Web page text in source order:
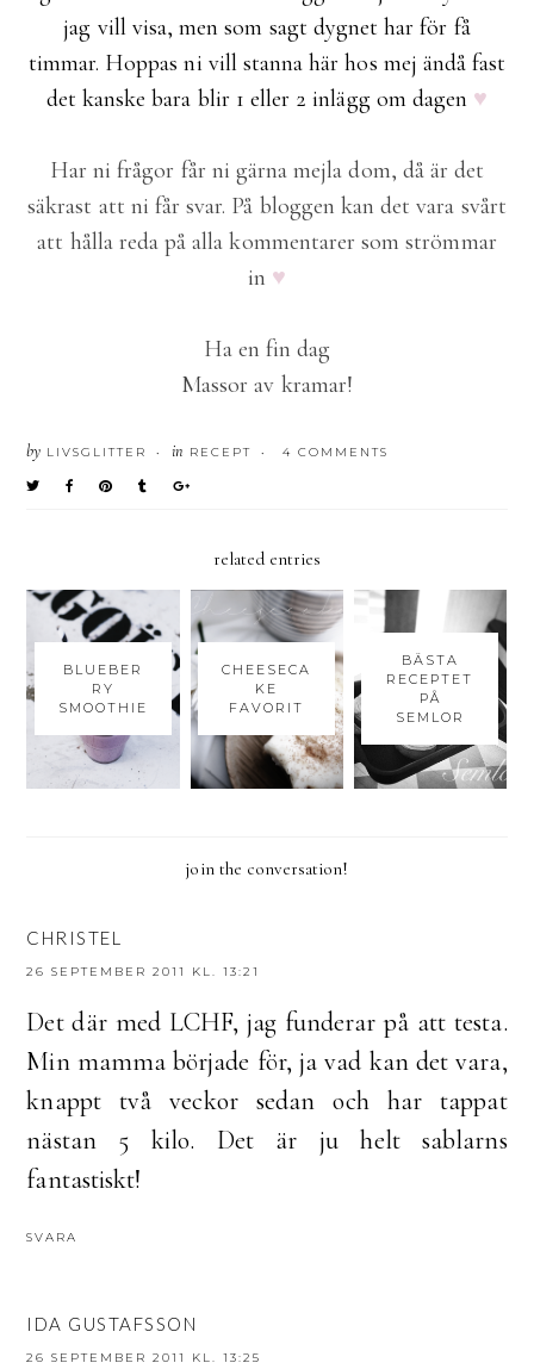
jag vill visa, men som sagt dygnet har för få
timmar. Hoppas ni vill stanna här hos mej ändå fast
det kanske bara blir 1 eller 2 inlägg om dagen ♥
Har ni frågor får ni gärna mejla dom, då är det
säkrast att ni får svar. På bloggen kan det vara svårt
att hålla reda på alla kommentarer som strömmar
in ♥
Ha en fin dag
Massor av kramar!
by LIVSGLITTER • in RECEPT • 4 COMMENTS
related entries
BLUEBER
RY
SMOOTHIE
CHEESECA
KE
FAVORIT
BÄSTA
RECEPTET
PÅ
SEMLOR
join the conversation!
CHRISTEL
26 SEPTEMBER 2011 KL. 13:21
Det där med LCHF, jag funderar på att testa.
Min mamma började för, ja vad kan det vara,
knappt två veckor sedan och har tappat
nästan 5 kilo. Det är ju helt sablarns
fantastiskt!
SVARA
IDA GUSTAFSSON
26 SEPTEMBER 2011 KL. 13:25